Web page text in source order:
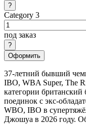
Category 3
под заказ
Оформить
37-летний бывший
IBO, WBA Super, The
категории
поединок с экс-
WBO, IBO в
Джошуа в 2026 году.